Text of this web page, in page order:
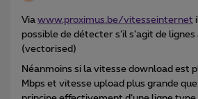
Via www.proximus.be/vitesseinternet
possible de détecter s’il s’agit de
(vectorised)
Néanmoins si la vitesse download est
Mbps et vitesse upload plus grande